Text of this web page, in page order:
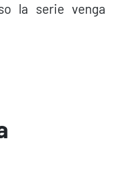
la serie venga